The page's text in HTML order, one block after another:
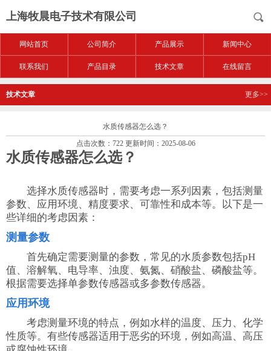
上海牧晨电子技术有限公司
网站首页 公司简介 产品展示 新闻中心
联系我们 产品目录 技术文章 在线留言
技术文章 更多>>
水质传感器怎么选？
点击次数：722 更新时间：2025-08-06
水质传感器怎么选？
选择水质传感器时，需要考虑一系列因素，包括测量
参数、应用环境、精度要求、可靠性和成本等。以下是一
些详细的考虑因素：
测量参数
首先确定需要测量的参数，常见的水质参数包括pH
值、溶解氧、电导率、浊度、氨氮、硝酸盐、磷酸盐等。
根据需要选择单参数传感器或多参数传感器。
应用环境
考虑测量环境的特点，例如水样的温度、压力、化学
性质等。有些传感器适用于恶劣的环境，例如高温、高压